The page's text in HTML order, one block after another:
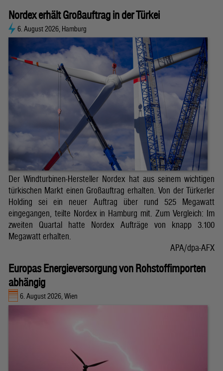
Nordex erhält Großauftrag in der Türkei
6. August 2026, Hamburg
Der Windturbinen-Hersteller Nordex hat aus seinem wichtigen
türkischen Markt einen Großauftrag erhalten. Von der Türkerler
Holding sei ein neuer Auftrag über rund 525 Megawatt
eingegangen, teilte Nordex in Hamburg mit. Zum Vergleich: Im
zweiten Quartal hatte Nordex Aufträge von knapp 3.100
Megawatt erhalten.
APA/dpa-AFX
Europas Energieversorgung von Rohstoffimporten
abhängig
6. August 2026, Wien